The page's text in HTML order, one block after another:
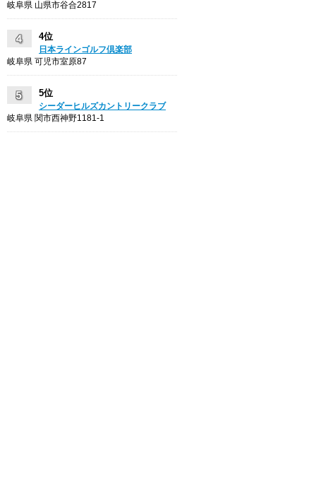
岐阜県 山県市谷合2817
4位
日本ラインゴルフ倶楽部
岐阜県 可児市室原87
5位
シーダーヒルズカントリークラブ
岐阜県 関市西神野1181-1